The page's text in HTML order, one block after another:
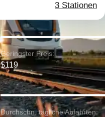
3 Stationen
Geringster Preis:
$119
Durchschn. tägliche Abfahrten: